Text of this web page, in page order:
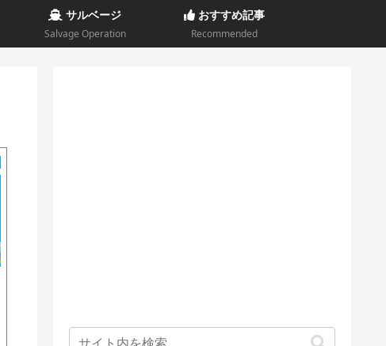
サルベージ
Salvage Operation
おすすめ記事
Recommended